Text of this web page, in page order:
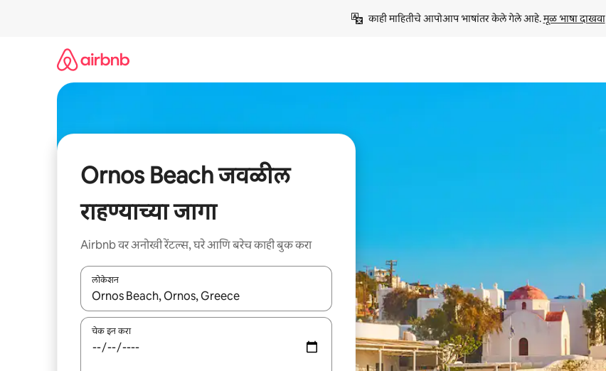
काही माहितीचे आपोआप भाषांतर केले गेले आहे. मूळ भाषा दाखवा
Ornos Beach जवळील
राहण्याच्या जागा
Airbnb वर अनोखी रेंटल्स, घरे आणि बरेच काही बुक करा
लोकेशन
जेव्हा परिणाम उपलब्ध असतील, तेव्हा वरच्या आणि खाली बाणांच्या किजसह नेव्हिगेट करा किंवा स्पर्शाने स्वाइप जेश्चर्स वापरून एक्सप्लोर करा.
चेक इन करा